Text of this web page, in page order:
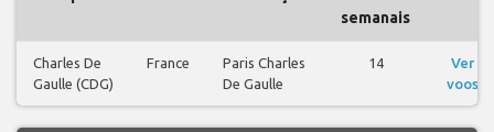
semanais
Charles De
Gaulle (CDG)
France
Paris Charles
De Gaulle
14
Ver
voos